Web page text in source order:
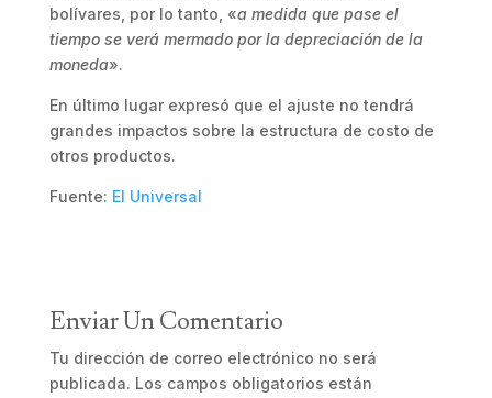
bolívares, por lo tanto, «a medida que pase el
tiempo se verá mermado por la depreciación de la
moneda».
En último lugar expresó que el ajuste no tendrá
grandes impactos sobre la estructura de costo de
otros productos.
Fuente: El Universal
Enviar Un Comentario
Tu dirección de correo electrónico no será
publicada. Los campos obligatorios están